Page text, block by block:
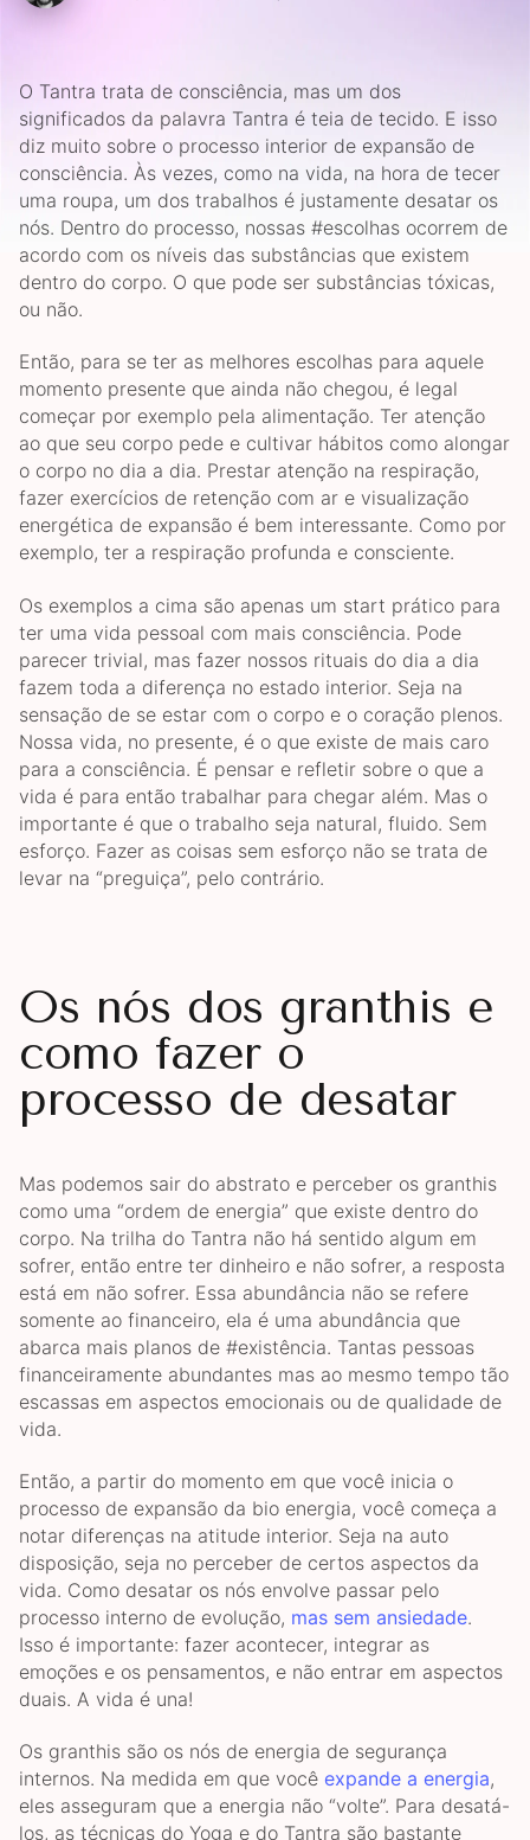
O Tantra trata de consciência, mas um dos
significados da palavra Tantra é teia de tecido. E isso
diz muito sobre o processo interior de expansão de
consciência. Às vezes, como na vida, na hora de tecer
uma roupa, um dos trabalhos é justamente desatar os
nós. Dentro do processo, nossas #escolhas ocorrem de
acordo com os níveis das substâncias que existem
dentro do corpo. O que pode ser substâncias tóxicas,
ou não.
Então, para se ter as melhores escolhas para aquele
momento presente que ainda não chegou, é legal
começar por exemplo pela alimentação. Ter atenção
ao que seu corpo pede e cultivar hábitos como alongar
o corpo no dia a dia. Prestar atenção na respiração,
fazer exercícios de retenção com ar e visualização
energética de expansão é bem interessante. Como por
exemplo, ter a respiração profunda e consciente.
Os exemplos a cima são apenas um start prático para
ter uma vida pessoal com mais consciência. Pode
parecer trivial, mas fazer nossos rituais do dia a dia
fazem toda a diferença no estado interior. Seja na
sensação de se estar com o corpo e o coração plenos.
Nossa vida, no presente, é o que existe de mais caro
para a consciência. É pensar e refletir sobre o que a
vida é para então trabalhar para chegar além. Mas o
importante é que o trabalho seja natural, fluido. Sem
esforço. Fazer as coisas sem esforço não se trata de
levar na “preguiça”, pelo contrário.
Os nós dos granthis e
como fazer o
processo de desatar
Mas podemos sair do abstrato e perceber os granthis
como uma “ordem de energia” que existe dentro do
corpo. Na trilha do Tantra não há sentido algum em
sofrer, então entre ter dinheiro e não sofrer, a resposta
está em não sofrer. Essa abundância não se refere
somente ao financeiro, ela é uma abundância que
abarca mais planos de #existência. Tantas pessoas
financeiramente abundantes mas ao mesmo tempo tão
escassas em aspectos emocionais ou de qualidade de
vida.
Então, a partir do momento em que você inicia o
processo de expansão da bio energia, você começa a
notar diferenças na atitude interior. Seja na auto
disposição, seja no perceber de certos aspectos da
vida. Como desatar os nós envolve passar pelo
processo interno de evolução, mas sem ansiedade.
Isso é importante: fazer acontecer, integrar as
emoções e os pensamentos, e não entrar em aspectos
duais. A vida é una!
Os granthis são os nós de energia de segurança
internos. Na medida em que você expande a energia,
eles asseguram que a energia não “volte”. Para desatá-
los, as técnicas do Yoga e do Tantra são bastante